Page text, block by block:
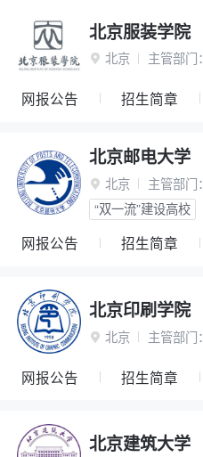
北京服装学院
 北京 主管部门：
网报公告 招生简章
北京邮电大学
 北京 主管部门：
“双一流”建设高校
网报公告 招生简章
北京印刷学院
 北京 主管部门：
网报公告 招生简章
北京建筑大学